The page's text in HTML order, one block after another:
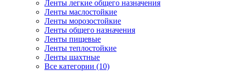
Ленты легкие общего назначения
Ленты маслостойкие
Ленты морозостойкие
Ленты общего назначения
Ленты пищевые
Ленты теплостойкие
Ленты шахтные
Все категории (10)